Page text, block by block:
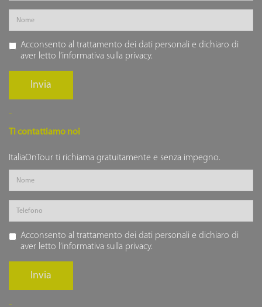
Acconsento al trattamento dei dati personali e dichiaro di
aver letto l’informativa sulla privacy.
Invia
Ti contattiamo noi
ItaliaOnTour ti richiama gratuitamente e senza impegno.
Acconsento al trattamento dei dati personali e dichiaro di
aver letto l’informativa sulla privacy.
Invia